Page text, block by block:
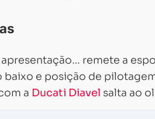
remete a
e posição de
a Ducati Diavel salta ao